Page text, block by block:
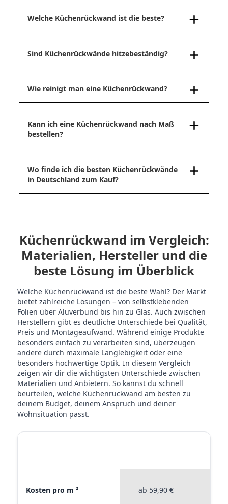
Welche Küchenrückwand ist die beste?
Sind Küchenrückwände hitzebeständig?
Wie reinigt man eine Küchenrückwand?
Kann ich eine Küchenrückwand nach Maß
bestellen?
Wo finde ich die besten Küchenrückwände
in Deutschland zum Kauf?
Küchenrückwand im Vergleich:
Materialien, Hersteller und die
beste Lösung im Überblick
Welche Küchenrückwand ist die beste Wahl? Der Markt
bietet zahlreiche Lösungen – von selbstklebenden
Folien über Aluverbund bis hin zu Glas. Auch zwischen
Herstellern gibt es deutliche Unterschiede bei Qualität,
Preis und Montageaufwand. Während einige Produkte
besonders einfach zu verarbeiten sind, überzeugen
andere durch maximale Langlebigkeit oder eine
besonders hochwertige Optik. In diesem Vergleich
zeigen wir dir die wichtigsten Unterschiede zwischen
Materialien und Anbietern. So kannst du schnell
beurteilen, welche Küchenrückwand am besten zu
deinem Budget, deinem Anspruch und deiner
Wohnsituation passt.
Kosten pro m ² ab 59,90 €